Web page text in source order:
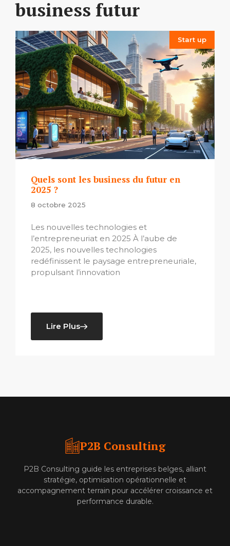
business futur
Start up
Quels sont les business du futur en
2025 ?
8 octobre 2025
Les nouvelles technologies et
l’entrepreneuriat en 2025 À l’aube de
2025, les nouvelles technologies
redéfinissent le paysage entrepreneuriale,
propulsant l’innovation
Lire Plus
P2B Consulting
P2B Consulting guide les entreprises belges, alliant
stratégie, optimisation opérationnelle et
accompagnement terrain pour accélérer croissance et
performance durable.